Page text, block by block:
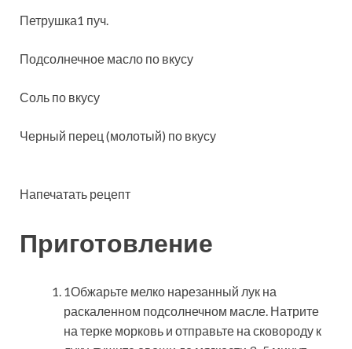
Петрушка1 пуч.
Подсолнечное масло по вкусу
Соль по вкусу
Черный перец (молотый) по вкусу
Напечатать рецепт
Приготовление
1Обжарьте мелко нарезанный лук на
раскаленном подсолнечном масле. Натрите
на терке морковь и отправьте на сковороду к